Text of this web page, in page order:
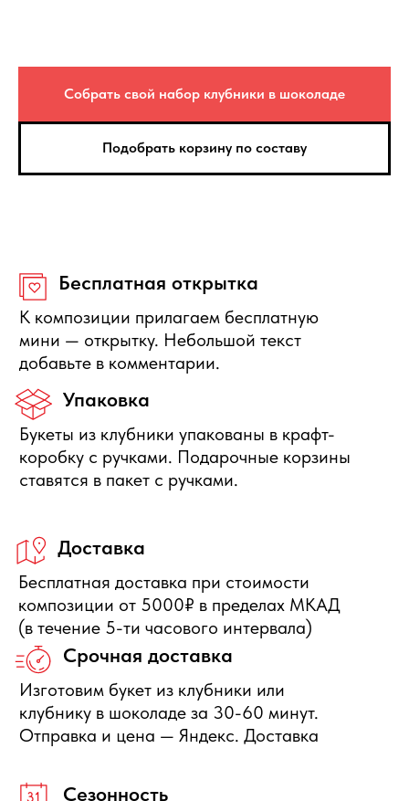
Собрать свой набор клубники в шоколаде
Подобрать корзину по составу
Вес композиции
Сезонность
В зависимости от сезона — состав
Правила отмены
Бесплатно отменяется заказ за
сутки до начала интервала
Защита покупателя
Если композиция не соответствует по
качеству, то вы можете её вернуть или
получить денежную компенсацию.
Нужна помощь с выбором?
Оставьте свои данные, мы свяжемся с Вами в
ближайшее время и ответим на Ваши вопросы